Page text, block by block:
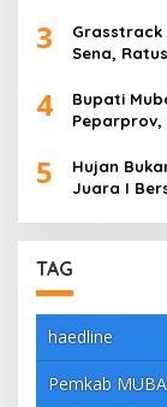
3
Grasstrack
Sena,
4
Bupati
Peparprov,
5
Hujan
Juara I
TAG
haedline
Pemkab MUBA